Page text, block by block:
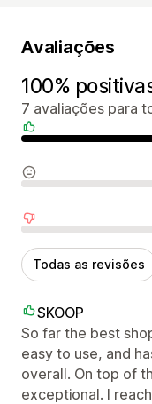
Avaliações
100%
7 avaliações para
Avaliações positivas
Avaliações neutras
Avaliações
Todas as revisões
SKOOP
So far the best
easy to use, and
overall. On top of
exceptional. I